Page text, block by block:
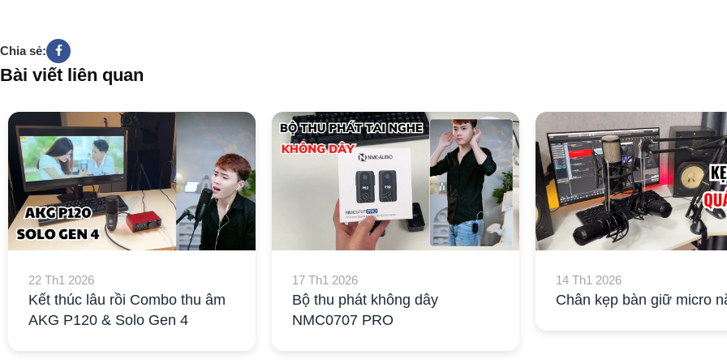
Chia sẻ:
Bài viết liên quan
22 Th1 2026
Kết thúc lâu rồi Combo thu âm
AKG P120 & Solo Gen 4
17 Th1 2026
Bộ thu phát không dây
NMC0707 PRO
14 Th1 2026
Chân kẹp bàn giữ micro